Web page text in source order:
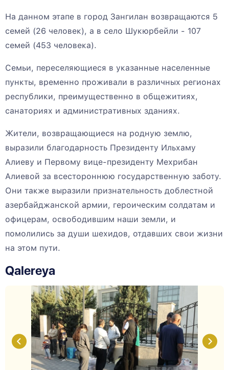
На данном этапе в город Зангилан возвращаются 5
семей (26 человек), а в село Шукюрбейли - 107
семей (453 человека).
Семьи, переселяющиеся в указанные населенные
пункты, временно проживали в различных регионах
республики, преимущественно в общежитиях,
санаториях и административных зданиях.
Жители, возвращающиеся на родную землю,
выразили благодарность Президенту Ильхаму
Алиеву и Первому вице-президенту Мехрибан
Алиевой за всестороннюю государственную заботу.
Они также выразили признательность доблестной
азербайджанской армии, героическим солдатам и
офицерам, освободившим наши земли, и
помолились за души шехидов, отдавших свои жизни
на этом пути.
Qalereya